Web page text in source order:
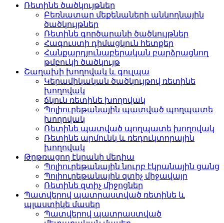
Ռետինե ծածկույթներ
Բեռնատար մեքենաների անկողնային
ծածկույթներ
Ռետինե գործարանի ծածկույթներ
Հագուստի դիմացկուն հետքեր
Հանքարդյունաբերական բարձրացնող
թմբուկի ծածկույթ
Շաղախի խողովակ և գուլպա
Կերամիկական ծածկույթով ռետինե
խողովակ
ճկուն ռետինե խողովակ
Պոլիուրեթանային պատված պողպատե
խողովակ
Ռետինե պատված պողպատե խողովակ
Ռետինե արմունկ և ռեդուկտորային
խողովակ
Թրթռացող էկրանի մեդիա
Պոլիուրեթանային նուրբ էկրանային ցանց
Պոլիուրեթանային զտիչ միջավայր
Ռետինե զտիչ միջոցներ
Պատվերով պատրաստված ռետինե և
պլաստիկե մասեր
Պատվերով պատրաստված